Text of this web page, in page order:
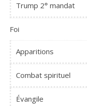
Trump 2° mandat
Foi
Apparitions
Combat spirituel
Évangile